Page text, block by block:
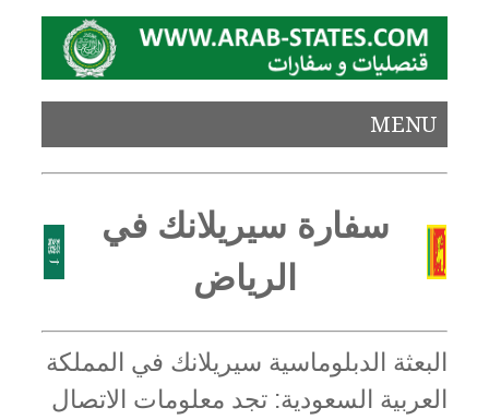
MENU
سفارة سيريلانك في
الرياض
البعثة الدبلوماسية سيريلانك في المملكة
العربية السعودية: تجد معلومات الاتصال